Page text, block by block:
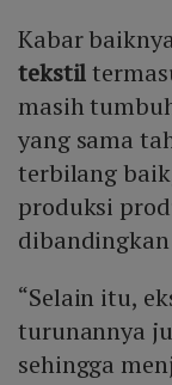
Kabar
tekstil
masih
yang sama
terbilang
produksi
dibandingkan
“Selain itu,
turunannya
sehingga